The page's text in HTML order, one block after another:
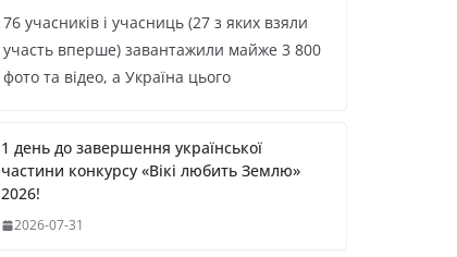
76 учасників і учасниць (27 з яких взяли
участь вперше) завантажили майже 3 800
фото та відео, а Україна цього
1 день до завершення української
частини конкурсу «Вікі любить Землю»
2026!
2026-07-31